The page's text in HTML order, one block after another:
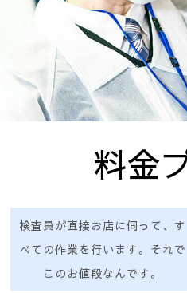
料金
検査員が直接お店に伺って、す
べての作業を行います。 それで
このお値段なんです。